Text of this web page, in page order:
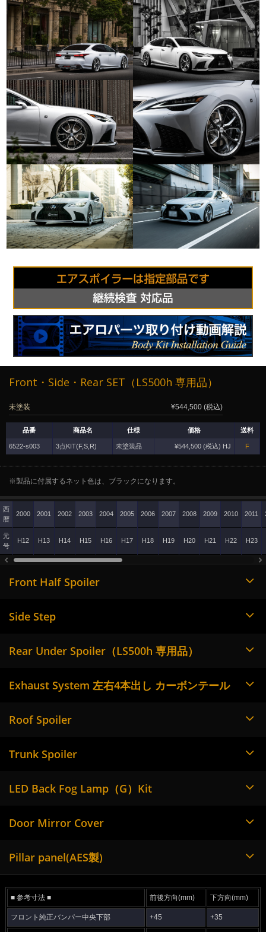
Front・Side・Rear SET（LS500h 専用品）
未塗装 ¥544,500 (税込)
品番 商品名 仕様 価格 送料
6522-s003 3点KIT(F,S,R) 未塗装品 ¥544,500 (税込) HJ F
※製品に付属するネット色は、ブラックになります。
西
暦
2000 2001 2002 2003 2004 2005 2006 2007 2008 2009 2010 2011
元
号
H12 H13 H14 H15 H16 H17 H18 H19 H20 H21 H22 H23
Front Half Spoiler
Side Step
Rear Under Spoiler（LS500h 専用品）
Exhaust System 左右4本出し カーボンテール
Roof Spoiler
Trunk Spoiler
LED Back Fog Lamp（G）Kit
Door Mirror Cover
Pillar panel(AES製)
■ 参考寸法 ■ 前後方向(mm) 下方向(mm)
フロント純正バンパー中央下部 +45 +35